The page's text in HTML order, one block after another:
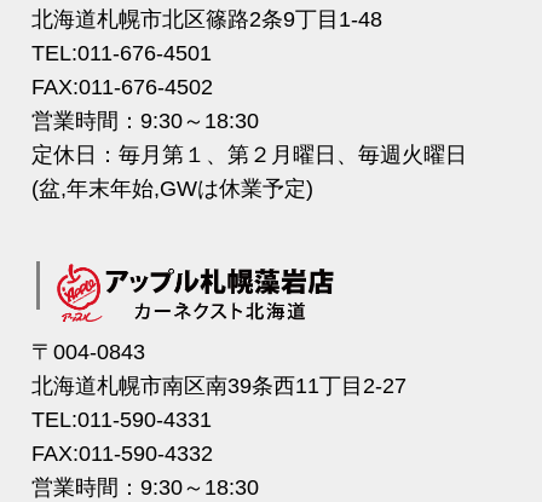
北海道札幌市北区篠路2条9丁目1-48
TEL:011-676-4501
FAX:011-676-4502
営業時間：9:30～18:30
定休日：毎月第１、第２月曜日、毎週火曜日
(盆,年末年始,GWは休業予定)
〒004-0843
北海道札幌市南区南39条西11丁目2-27
TEL:011-590-4331
FAX:011-590-4332
営業時間：9:30～18:30